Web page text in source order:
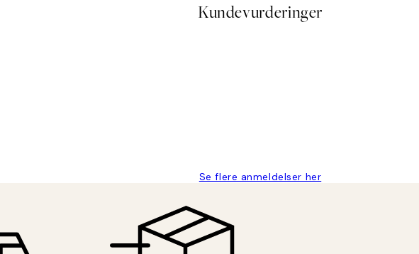
Kundevurderinger
Se flere anmeldelser her